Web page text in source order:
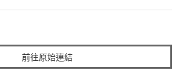
前往原始連結